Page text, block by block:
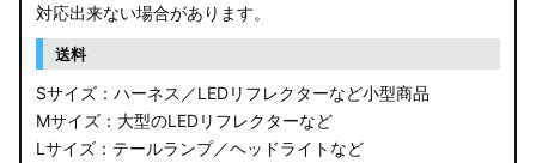
対応出来ない場合があります。
送料
Sサイズ：ハーネス／LEDリフレクターなど小型商品
Mサイズ：大型のLEDリフレクターなど
Lサイズ：テールランプ／ヘッドライトなど